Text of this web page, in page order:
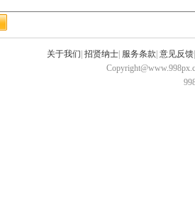
关于我们 招贤纳士 服务条款 意见反馈